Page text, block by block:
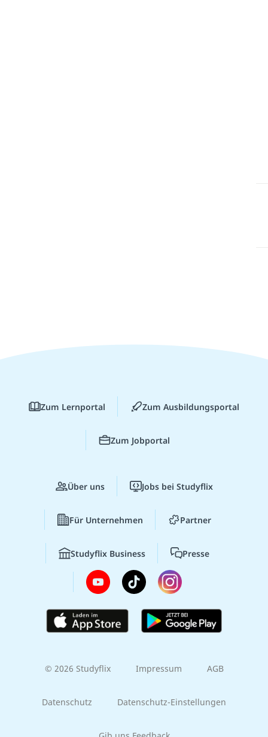
Zum Lernportal Zum Ausbildungsportal
Zum Jobportal
Über uns Jobs bei Studyflix
Für Unternehmen Partner
Studyflix Business Presse
© 2026 Studyflix Impressum AGB
Datenschutz Datenschutz-Einstellungen